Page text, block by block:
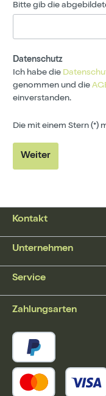
Bitte gib die
Datenschutz
Ich habe die
genommen und die
einverstanden.
Die mit einem Stern (*)
Weiter
Kontakt
Unternehmen
Service
Zahlungsarten